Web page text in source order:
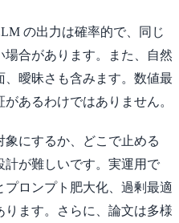
の出力は確率的で、同じ
合があります。また、自然
曖昧さも含みます。数値最
あるわけではありません。
にするか、どこで止める
が難しいです。実運用で
ロンプト肥大化、過剰最適
ます。さらに、論文は多様